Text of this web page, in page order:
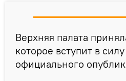
Верхняя палата
которое вступит в
официального